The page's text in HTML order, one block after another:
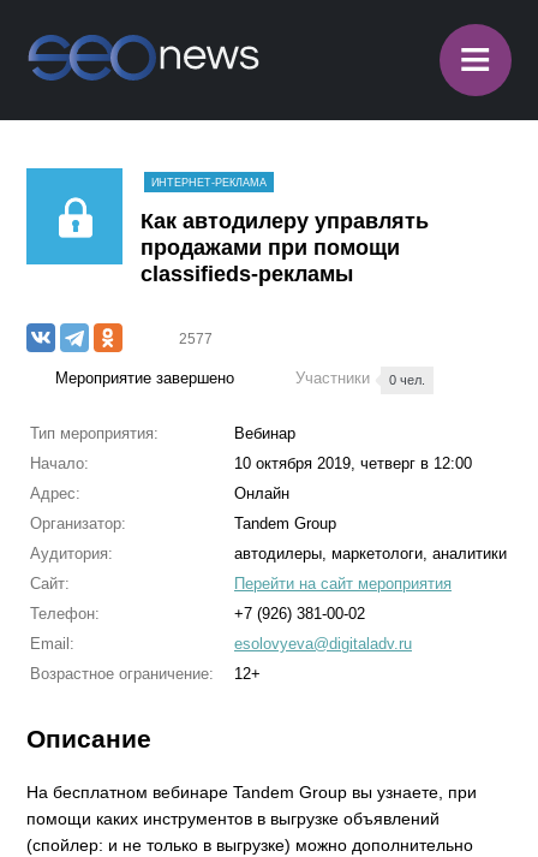
≡
ИНТЕРНЕТ-РЕКЛАМА
Как автодилеру управлять
продажами при помощи
classifieds-рекламы
2577
Мероприятие завершено Участники 0 чел.
Тип мероприятия:
Вебинар
Начало:
10 октября 2019, четверг в 12:00
Адрес:
Онлайн
Организатор:
Tandem Group
Аудитория:
автодилеры, маркетологи, аналитики
Сайт:
Перейти на сайт мероприятия
Телефон:
+7 (926) 381-00-02
Email:
esolovyeva@digitaladv.ru
Возрастное ограничение:
12+
Описание
На бесплатном вебинаре Tandem Group вы узнаете, при
помощи каких инструментов в выгрузке объявлений
(спойлер: и не только в выгрузке) можно дополнительно